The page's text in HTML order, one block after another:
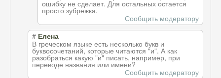
ошибку не сделает. Для остальных остается
просто зубрежка.
Сообщить модератору
# Елена
В греческом языке есть несколько букв и
буквосочетаний, которые читаются "и". А как
разобраться какую "и" писать, например, при
переводе названия или имени?
Сообщить модератору